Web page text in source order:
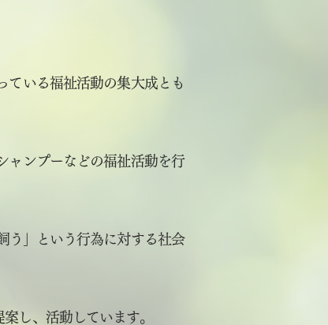
ている福祉活動の集大成とも
ャンプーなどの福祉活動を行
う」という行為に対する社会
し、活動しています。